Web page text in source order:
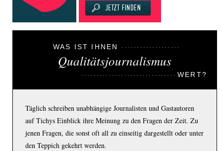
WAS IST IHNEN
Qualitätsjournalismus
WERT?
Täglich schreiben unabhängige Journalisten und Gastautoren
auf Tichys Einblick ihre Meinung zu den Fragen der Zeit. Zu
jenen Fragen, die sonst oft all zu einseitig dargestellt oder unter
den Teppich gekehrt werden.